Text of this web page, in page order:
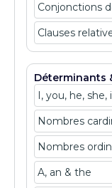
Conjonctions
Clauses
Déterminants
I, you, he,
Nombres
Nombres
A, an & the